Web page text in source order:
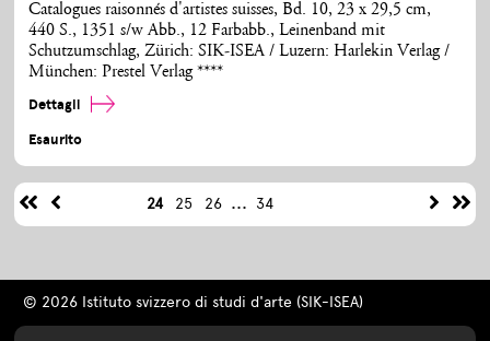
Catalogues raisonnés d'artistes suisses, Bd. 10, 23 x 29,5 cm,
440 S., 1351 s/w Abb., 12 Farbabb., Leinenband mit
Schutzumschlag, Zürich: SIK-ISEA / Luzern: Harlekin Verlag /
München: Prestel Verlag ****
Dettagli
Esaurito
24 25 26 ... 34
© 2026 Istituto svizzero di studi d'arte (SIK-ISEA)